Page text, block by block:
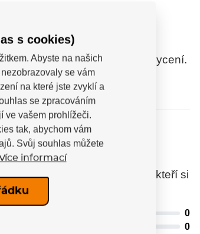
funkčním řešením uchycení.
registrovaní uživatelé, kteří si
0
0
s cookies)
Abyste na našich
se vám
na které jste zvyklí a
se zpracováním
ve vašem prohlížeči.
tak, abychom vám
Svůj souhlas můžete
informací